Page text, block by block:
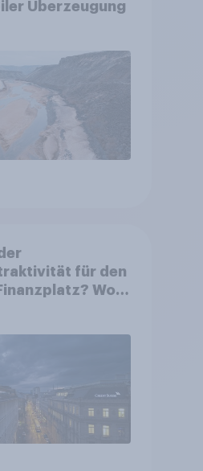
Überzeugung
für den
Wo
steht